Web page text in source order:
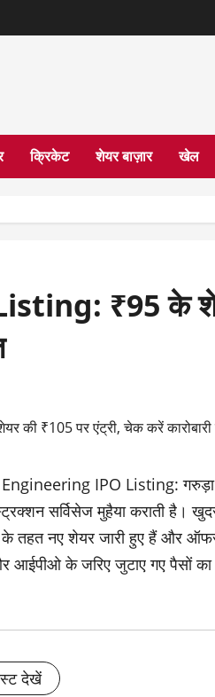
क्रिकेट शेयर बाज़ार खेल
₹95 के
IPO Listing: गरुड़ा
सर्विसेज मुहैया कराती है।
के तहत नए शेयर जारी हुए हैं और
आईपीओ के जरिए जुटाए गए पैसों
देखें